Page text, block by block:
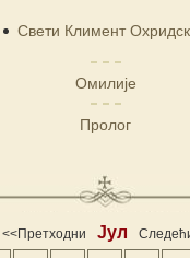
Свети Климент
Омилије
Пролог
<<Претходни Јул